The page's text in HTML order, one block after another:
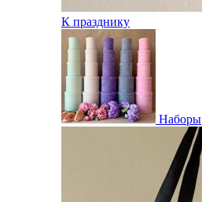
К празднику
Наборы